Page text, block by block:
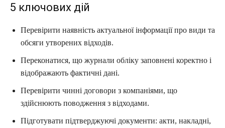
5 ключових дій
Перевірити наявність актуальної інформації про види та
обсяги утворених відходів.
Переконатися, що журнали обліку заповнені коректно і
відображають фактичні дані.
Перевірити чинні договори з компаніями, що
здійснюють поводження з відходами.
Підготувати підтверджуючі документи: акти, накладні,